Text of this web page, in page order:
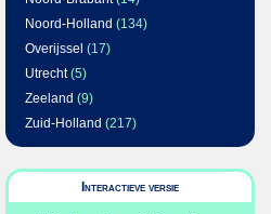
Noord-Holland (134)
Overijssel (17)
Utrecht(5)
Zeeland (9)
Zuid-Holland (217)
Interactieve versie